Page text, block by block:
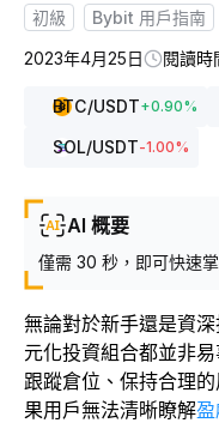
初級 Bybit 用戶指南
2023年4月25日
閱讀時
BTC/USDT+0.90%
SOL/USDT-1.00%
AI 概要
僅需 30 秒，即可快速
無論對於新手還是資
元化投資組合都並非
跟蹤倉位、保持合理
果用戶無法清晰瞭解